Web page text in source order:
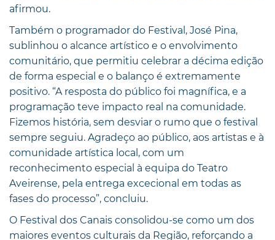
afirmou.
Também o programador do Festival, José Pina,
sublinhou o alcance artístico e o envolvimento
comunitário, que permitiu celebrar a décima edição
de forma especial e o balanço é extremamente
positivo. “A resposta do público foi magnífica, e a
programação teve impacto real na comunidade.
Fizemos história, sem desviar o rumo que o festival
sempre seguiu. Agradeço ao público, aos artistas e à
comunidade artística local, com um
reconhecimento especial à equipa do Teatro
Aveirense, pela entrega excecional em todas as
fases do processo”, concluiu.
O Festival dos Canais consolidou-se como um dos
maiores eventos culturais da Região, reforçando a